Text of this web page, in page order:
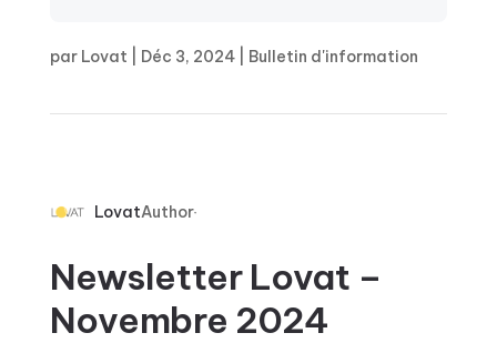
par Lovat Déc 3, 2024| Bulletin d'information
LovatAuthor
Newsletter Lovat –
Novembre 2024